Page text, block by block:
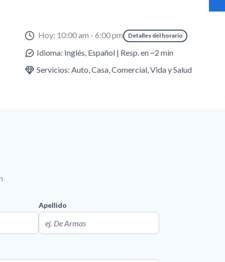
Hoy: 10:00 am - 6:00 pm Detalles del horario
Idioma: Inglés, Español | Resp. en ~2 min
Servicios: Auto, Casa, Comercial, Vida y Salud
Apellido